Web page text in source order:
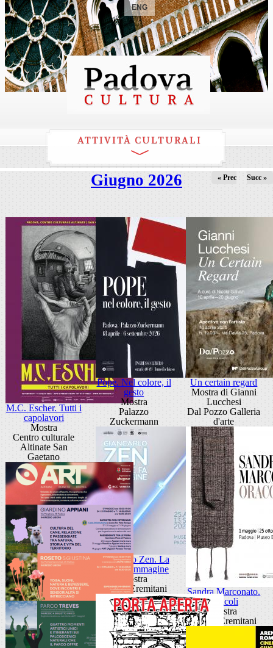
ENG
ATTIVITÀ CULTURALI
Giugno 2026 « Prec Succ »
M.C. Escher. Tutti i
capolavori
Mostra
Centro culturale
Altinate San
Gaetano
Pope. Nel colore, il
gesto
Mostra
Palazzo
Zuckermann
Un certain regard
Mostra di Gianni
Lucchesi
Dal Pozzo Galleria
d'arte
Giancarlo Zen. La
luce fa l'immagine
Mostra
Museo Eremitani
Sandra Marconato.
Oracoli
Mostra
Museo Eremitani